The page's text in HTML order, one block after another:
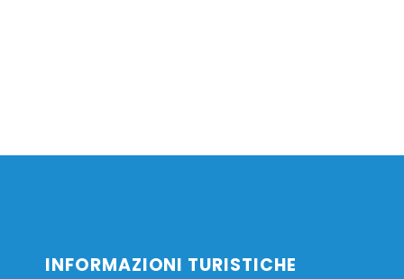
INFORMAZIONI TURISTICHE